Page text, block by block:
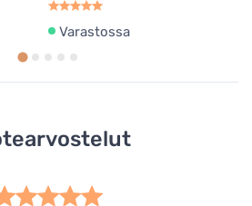
Varastossa